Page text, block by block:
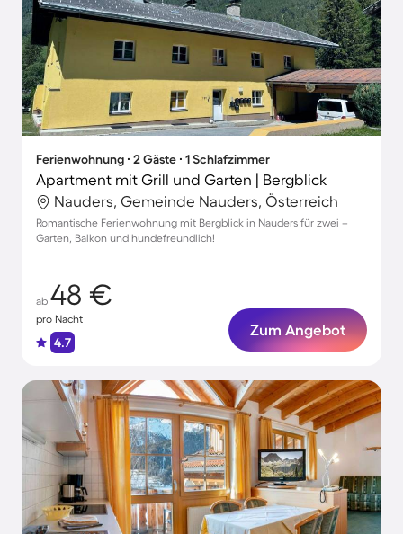
Ferienwohnung ∙ 2 Gäste ∙ 1 Schlafzimmer
Apartment mit Grill und Garten | Bergblick
Nauders, Gemeinde Nauders, Österreich
Romantische Ferienwohnung mit Bergblick in Nauders für zwei –
Garten, Balkon und hundefreundlich!
ab 48 €
pro Nacht
4.7
Zum Angebot